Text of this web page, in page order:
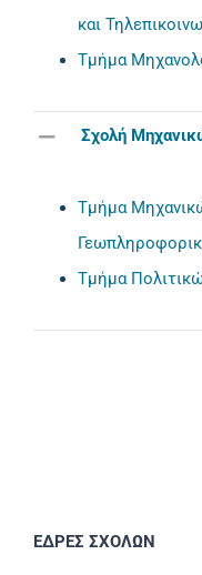
και
Τμήμα
Σχολή
Τμήμα
Τμήμα
ΕΔΡΕΣ ΣΧΟΛΩΝ